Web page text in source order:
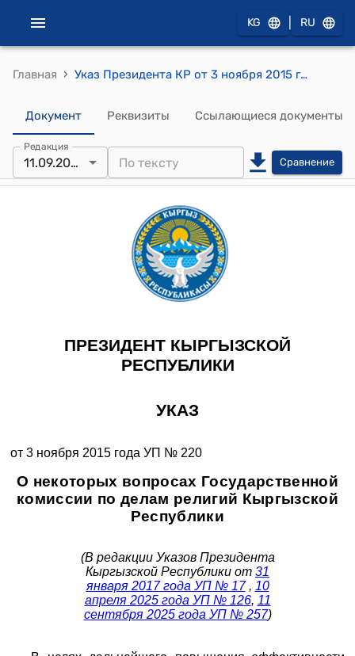
KG RU
Главная › Указ Президента КР от 3 ноября 2015 года УП № 220 "О некоторых вопросах Государственной комиссии по делам религий Кыргызской Республики"
Документ Реквизиты Ссылающиеся документы
Редакция
11.09.2025 Сравнение